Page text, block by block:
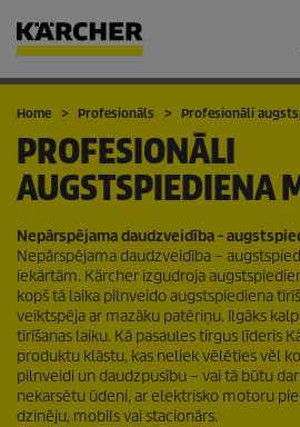
Grozs
Home Profesionāls Profesionāli
PROFESIONĀLI
AUGSTSPIEDIENA
Nepārspējama daudzveidība -
Nepārspējama daudzveidība –
iekārtām. Kärcher izgudroja
kopš tā laika pilnveido augstspiediena
veiktspēja ar mazāku patēriņu. Ilgāks
tīrīšanas laiku. Kā pasaules tirgus līderis
produktu klāstu, kas neliek vēlēties vēl
pilnveidi un daudzpusību – vai tā būtu
nekarsētu ūdeni, ar elektrisko motoru
dzinēju, mobils vai stacionārs.